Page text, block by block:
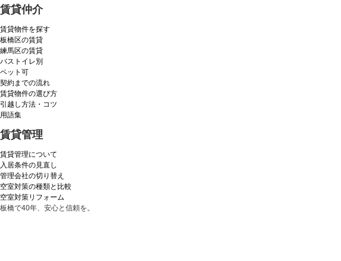
賃貸仲介
賃貸物件を探す
板橋区の賃貸
練馬区の賃貸
バストイレ別
ペット可
契約までの流れ
賃貸物件の選び方
引越し方法・コツ
用語集
賃貸管理
賃貸管理について
入居条件の見直し
管理会社の切り替え
空室対策の種類と比較
空室対策リフォーム
板橋で40年、安心と信頼を。